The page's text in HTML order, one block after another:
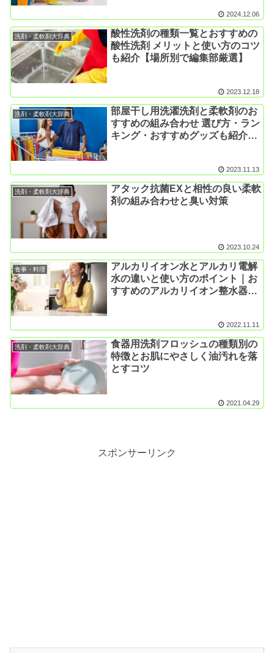
2024.12.06
洗剤・柔軟剤大辞典
酸性洗剤の種類一覧とおすすめの
酸性洗剤 メリットと使い方のコツ
も紹介【場所別で編集部厳選】
2023.12.18
洗剤・柔軟剤大辞典
部屋干し用洗濯洗剤と柔軟剤のお
すすめの組み合わせ 選び方・ラン
キング・おすすめグッズも紹介
2023.11.13
洗剤・柔軟剤大辞典
アタック抗菌EXと相性の良い柔軟
剤の組み合わせと臭い対策
2023.10.24
食事・料理
アルカリイオン水とアルカリ電解
水の違いと使い方のポイント｜お
すすめのアルカリイオン整水器・
2022.11.11
洗剤・柔軟剤大辞典
食器用洗剤フロッシュの種類別の
特徴とお肌にやさしく油汚れを落
とすコツ
2021.04.29
スポンサーリンク